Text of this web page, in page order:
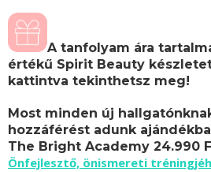
A tanfolyam ára
értékű Spirit Beauty
kattintva tekinthetsz meg!
Most minden új
hozzáférést adunk
The Bright Academy 24.990
Önfejlesztő, önismereti